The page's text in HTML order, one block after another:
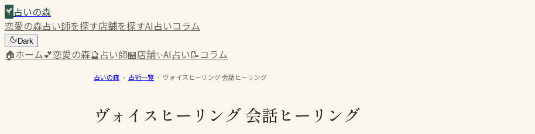
占いの森
恋愛の森占い師を探す店舗を探すAI占いコラム
Dark
🏠ホーム💕恋愛の森🔮占い師🏪店舗✨AI占い📝コラム
占いの森 › 占術一覧 › ヴォイスヒーリング 会話ヒーリング
ヴォイスヒーリング 会話ヒーリング